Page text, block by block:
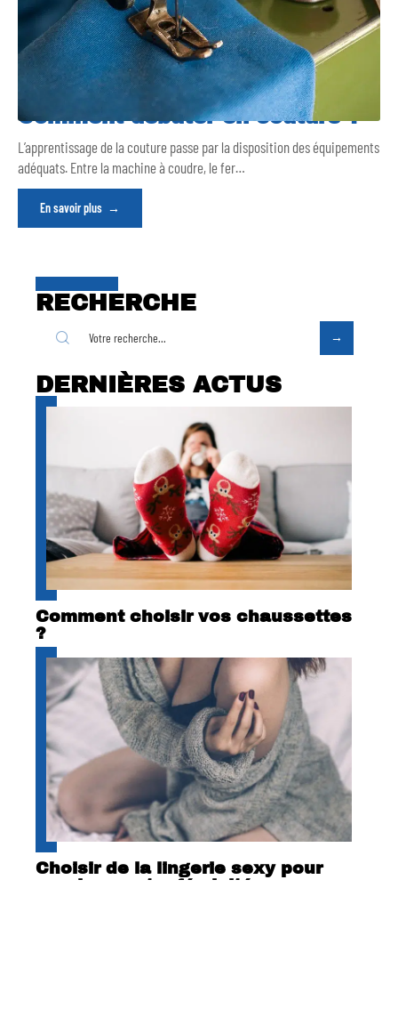
Comment débuter en couture ?
L’apprentissage de la couture passe par la disposition des équipements
adéquats. Entre la machine à coudre, le fer…
En savoir plus
RECHERCHE
DERNIÈRES ACTUS
Comment choisir vos chaussettes
?
Choisir de la lingerie sexy pour
exprimer votre féminité